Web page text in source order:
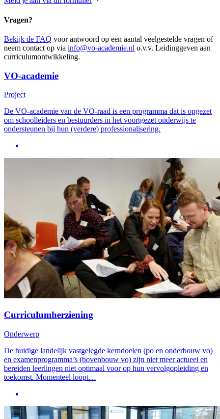
Vragen?
Bekijk de FAQ voor antwoord op een aantal veelgestelde vragen of
neem contact op via info@vo-academie.nl o.v.v. Leidinggeven aan
curriculumontwikkeling.
VO-academie
Project
De VO-academie van de VO-raad is een programma dat is opgezet
om schoolleiders en bestuurders in het voortgezet onderwijs te
ondersteunen bij hun (verdere) professionalisering.
Curriculumherziening
Onderwerp
De huidige landelijk vastgelegde kerndoelen (po en onderbouw vo)
en examenprogramma’s (bovenbouw vo) zijn niet meer actueel en
bereiden leerlingen niet optimaal voor op hun vervolgopleiding en
toekomst. Momenteel loopt…